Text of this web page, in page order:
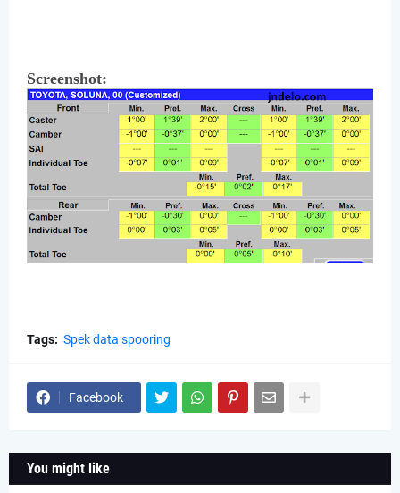
Screenshot:
Tags: Spek data spooring
Facebook
You might like